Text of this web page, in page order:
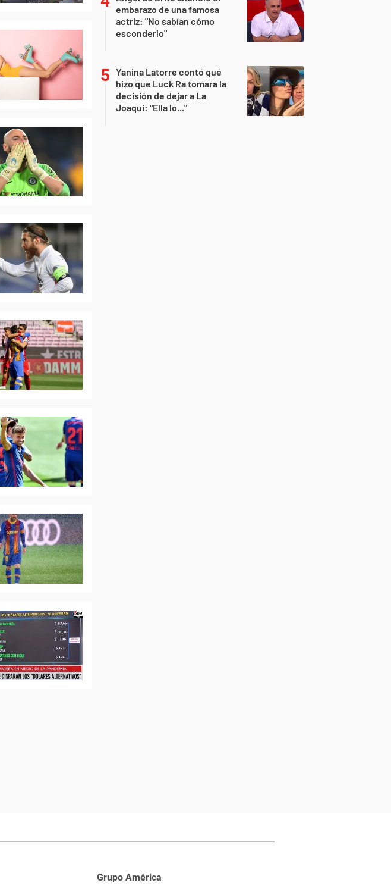
embarazo de una famosa
actriz: "No sabían cómo
esconderlo"
Yanina Latorre contó qué
hizo que Luck Ra tomara la
decisión de dejar a La
Joaqui: "Ella lo..."
Grupo América